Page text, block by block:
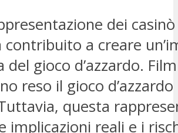
dei
contribuito a creare
gioco d’azzardo.
reso il gioco
questa
implicazioni reali e i